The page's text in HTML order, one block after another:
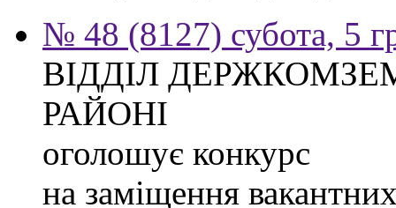
№ 48 (8127) субота, 5
ВІДДІЛ
РАЙОНІ
оголошує конкурс
на заміщення вакантних